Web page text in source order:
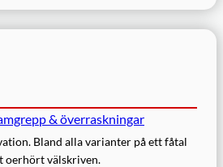
& överraskningar
Bland alla varianter på ett fåtal
oerhört välskriven.